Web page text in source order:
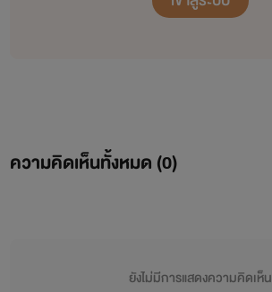
ความคิดเห็นทั้งหมด (0)
ยังไม่มีการแสดงความคิดเห็น